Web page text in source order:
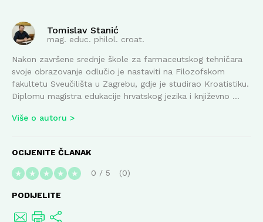
Tomislav Stanić
mag. educ. philol. croat.
Nakon završene srednje škole za farmaceutskog tehničara
svoje obrazovanje odlučio je nastaviti na Filozofskom
fakultetu Sveučilišta u Zagrebu, gdje je studirao Kroatistiku.
Diplomu magistra edukacije hrvatskog jezika i književno ...
Više o autoru
OCIJENITE ČLANAK
★ ★ ★ ★ ★ 0 / 5 0
PODIJELITE